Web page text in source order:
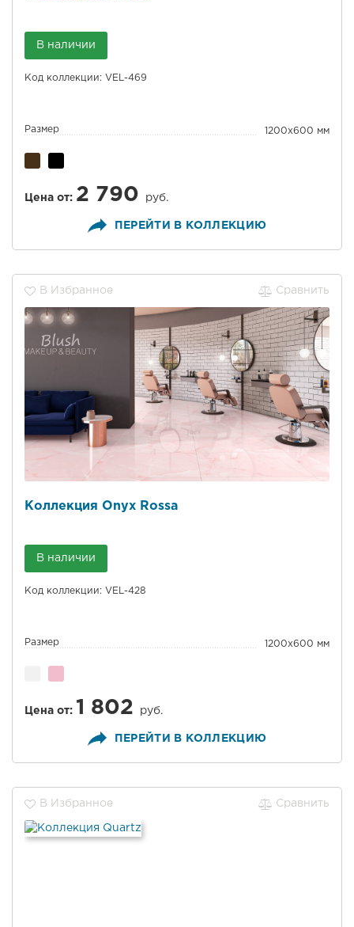
В наличии
Код коллекции: VEL-469
Размер 1200x600 мм
Цена от: 2 790 руб.
ПЕРЕЙТИ В КОЛЛЕКЦИЮ
В Избранное Сравнить
Коллекция Onyx Rossa
В наличии
Код коллекции: VEL-428
Размер 1200x600 мм
Цена от: 1 802 руб.
ПЕРЕЙТИ В КОЛЛЕКЦИЮ
В Избранное Сравнить